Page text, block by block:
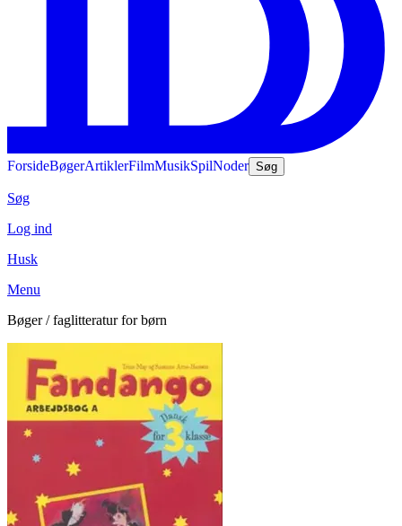
ForsideBøgerArtiklerFilmMusikSpilNoder Søg
Søg
Log ind
Husk
Menu
Bøger / faglitteratur for børn